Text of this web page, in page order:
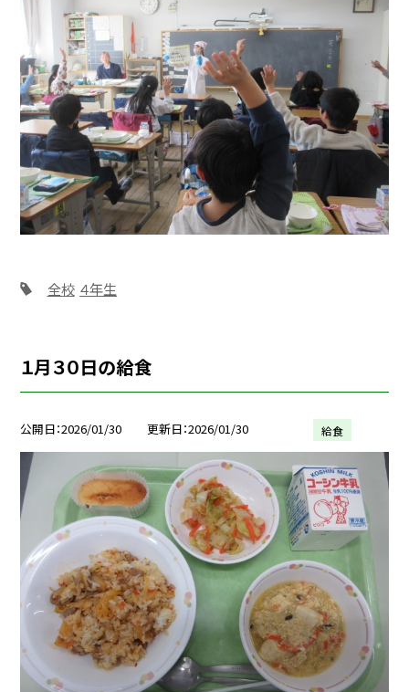
全校 ４年生
１月３０日の給食
公開日 2026/01/30 更新日 2026/01/30 給食